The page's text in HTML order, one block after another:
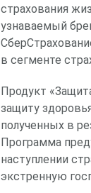
страхования
узнаваемый
в сегменте
Продукт
защиту
полученных в
Программа
наступлении
экстренную